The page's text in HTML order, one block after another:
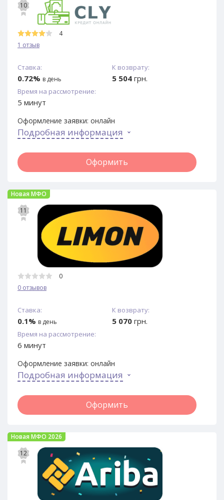
10
4
1 отзыв
Ставка:
0.72% в день
К возврату:
5 504 грн.
Время на рассмотрение:
5 минут
Оформление заявки: онлайн
Подробная информация
Оформить
Новая МФО
11
0
0 отзывов
Ставка:
0.1% в день
К возврату:
5 070 грн.
Время на рассмотрение:
6 минут
Оформление заявки: онлайн
Подробная информация
Оформить
Новая МФО 2026
12